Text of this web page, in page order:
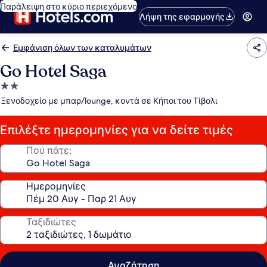
Παράλειψη στο κύριο περιεχόμενο
Λήψη της εφαρμογής
Εμφάνιση όλων των καταλυμάτων
Go Hotel Saga
Κατάλυμα
με
αστέρια
Ξενοδοχείο με μπαρ/lounge, κοντά σε Κήποι του Τίβολι
Επιλέξτε ημερομηνίες για να δείτε τιμές
Πού πάτε;
Ημερομηνίες
Ταξιδιώτες